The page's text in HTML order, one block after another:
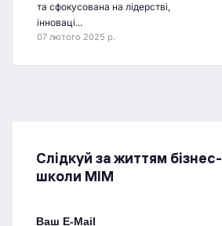
та сфокусована на лідерстві,
інноваці...
07 лютого 2025 р.
Слідкуй за життям бізнес-
школи МІМ